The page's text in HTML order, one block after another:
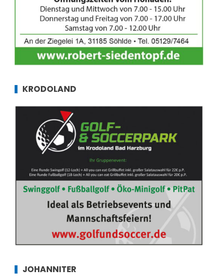
KRODOLAND
JOHANNITER